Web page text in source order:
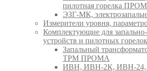
пилотная горелка
ЭЗГ-МК,
Измерители уровня,
Комплектующие для
устройств и пилотных
Запальный
ТРМ ПРОМА
ИВН, ИВН-2К, ИВН-24,